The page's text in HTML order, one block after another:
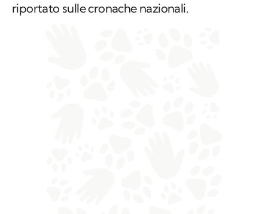
riportato sulle cronache nazionali.